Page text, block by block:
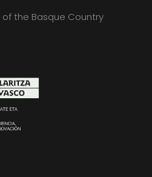
of the Basque Country